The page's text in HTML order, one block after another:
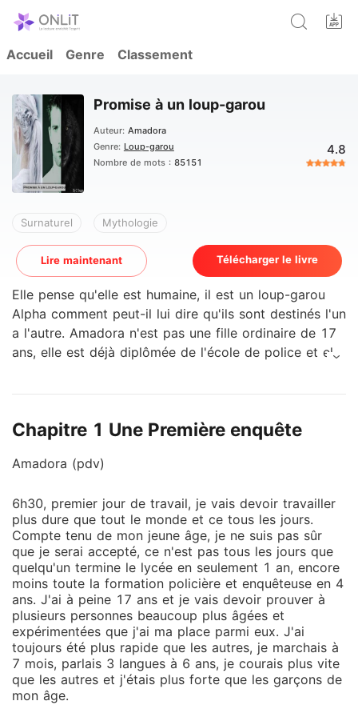
Accueil Genre Classement
Promise à un loup-garou
Auteur: Amadora
Genre: Loup-garou
Nombre de mots : 85151
4.8
Surnaturel Mythologie
Lire maintenant Télécharger le livre
Elle pense qu'elle est humaine, il est un loup-garou
Alpha comment peut-il lui dire qu'ils sont destinés l'un
a l'autre. Amadora n'est pas une fille ordinaire de 17
ans, elle est déjà diplômée de l'école de police et elle
les rapprocher de son père biologique. Beaucoup de
suivre?
Chapitre 1 Une Première enquête
Amadora (pdv)
6h30, premier jour de travail, je vais devoir travailler
plus dure que tout le monde et ce tous les jours.
Compte tenu de mon jeune âge, je ne suis pas sûr
que je serai accepté, ce n'est pas tous les jours que
quelqu'un termine le lycée en seulement 1 an, encore
moins toute la formation policière et enquêteuse en 4
ans. J'ai à peine 17 ans et je vais devoir prouver à
plusieurs personnes beaucoup plus âgées et
expérimentées que j'ai ma place parmi eux. J'ai
toujours été plus rapide que les autres, je marchais à
7 mois, parlais 3 langues à 6 ans, je courais plus vite
que les autres et j'étais plus forte que les garçons de
mon âge.